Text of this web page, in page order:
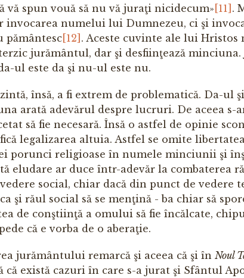
vă spun vouă să nu vă juraţi nicidecum» [11] .
invocarea numelui lui Dumnezeu, ci şi
pământesc[12] . Aceste cuvinte ale lui Hristos
jurământul, dar şi desfiinţează minciuna.
ul este da şi nu-ul este nu.
însă, a fi extrem de problematică. Da-ul
arată adevărul despre lucruri. De aceea s-
să fie necesară. Însă o astfel de opinie
legalizarea altuia. Astfel se omite
porunci religioase în numele minciunii şi
eludare ar duce într-adevăr la combaterea
social, chiar dacă din punct de vedere
şi răul social să se menţină - ba chiar să
de conştiinţă a omului să fie încălcate,
că e vorba de o aberaţie.
jurământului remarcă şi aceea că şi în Noul
că există cazuri în care s-a jurat şi Sfântul